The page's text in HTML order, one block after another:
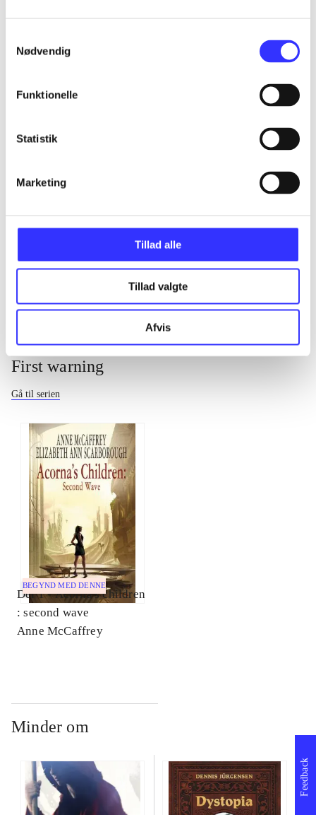
Nødvendig
Funktionelle
Statistik
Marketing
Tillad alle
Tillad valgte
Afvis
...
First warning
Gå til serien
BEGYND MED DENNE
Del 1 -Acorna's children
: second wave
Anne McCaffrey
Minder om
Feedback